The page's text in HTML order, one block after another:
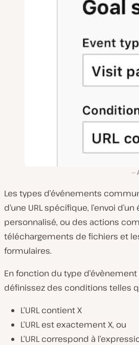
Les types d’événements
d’une URL spécifique, l’envoi
personnalisé, ou des actions
téléchargements de fichiers et
formulaires.
En fonction du type
définissez des conditions telles
L’URL contient X
L’URL est exactement X, ou
L’URL correspond à